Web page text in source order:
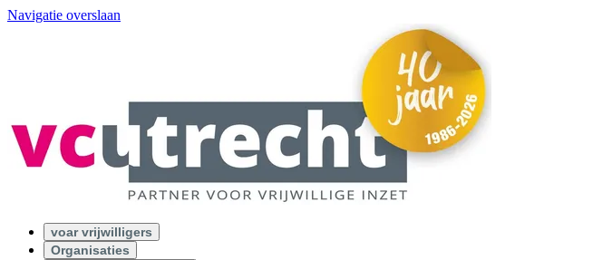
Navigatie overslaan
voar vrijwilligers
Organisaties